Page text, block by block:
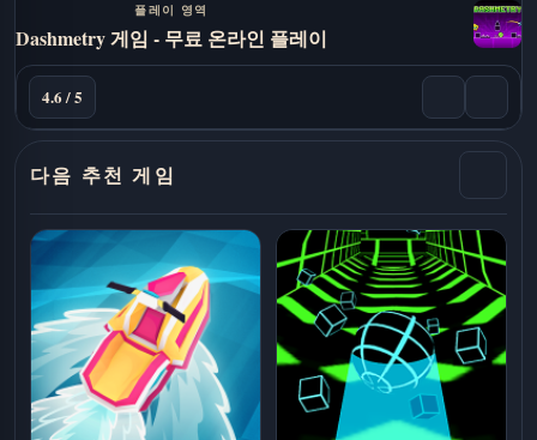
플레이 영역
Dashmetry 게임 - 무료 온라인 플레이
4.6 / 5
다음 추천 게임